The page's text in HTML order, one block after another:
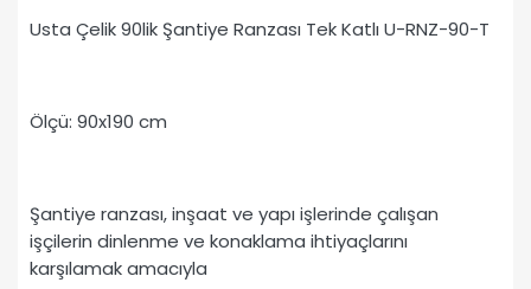
Usta Çelik 90lik Şantiye Ranzası Tek Katlı U-RNZ-90-T
Ölçü: 90x190 cm
Şantiye ranzası, inşaat ve yapı işlerinde çalışan
işçilerin dinlenme ve konaklama ihtiyaçlarını
karşılamak amacıyla